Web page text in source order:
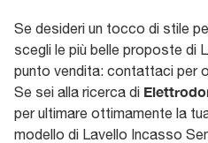
Se desideri un tocco di stile
scegli le più belle proposte di
punto vendita: contattaci per
Se sei alla ricerca di
per ultimare ottimamente la
modello di Lavello Incasso